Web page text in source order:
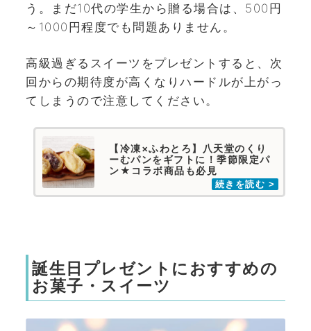
う。まだ10代の学生から贈る場合は、500円
～1000円程度でも問題ありません。
高級過ぎるスイーツをプレゼントすると、次
回からの期待度が高くなりハードルが上がっ
てしまうので注意してください。
【冷凍×ふわとろ】八天堂のくり
ーむパンをギフトに！季節限定パ
ン★コラボ商品も必見
誕生日プレゼントにおすすめの
お菓子・スイーツ